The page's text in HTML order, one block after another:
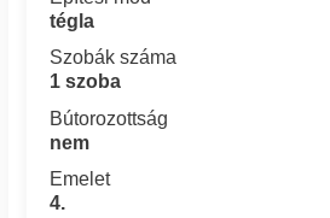
tégla
Szobák száma
1 szoba
Bútorozottság
nem
Emelet
4.